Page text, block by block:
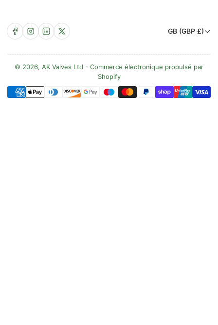
Facebook
Instagram
LinkedIn
X
P
y
s
R
GB (GBP £)
© 2026, AK Valves Ltd - Commerce électronique propulsé par
Shopify
Méthodes
de